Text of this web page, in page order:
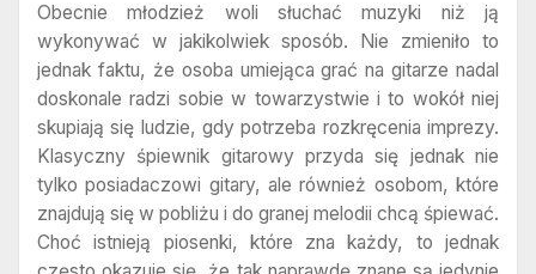
Obecnie młodzież woli słuchać muzyki niż ją
wykonywać w jakikolwiek sposób. Nie zmieniło to
jednak faktu, że osoba umiejąca grać na gitarze nadal
doskonale radzi sobie w towarzystwie i to wokół niej
skupiają się ludzie, gdy potrzeba rozkręcenia imprezy.
Klasyczny śpiewnik gitarowy przyda się jednak nie
tylko posiadaczowi gitary, ale również osobom, które
znajdują się w pobliżu i do granej melodii chcą śpiewać.
Choć istnieją piosenki, które zna każdy, to jednak